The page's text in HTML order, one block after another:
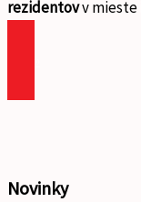
rezidentovv mieste
Novinky